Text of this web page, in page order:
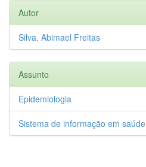
Autor
Silva, Abimael Freitas
Assunto
Epidemiologia
Sistema de informação em saúde